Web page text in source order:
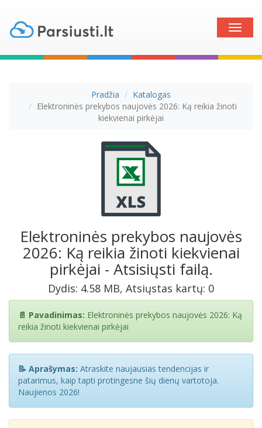
Toggle
Pradžia
Katalogas
Elektroninės prekybos naujovės 2026: Ką reikia žinoti
kiekvienai pirkėjai
Elektroninės prekybos naujovės
2026: Ką reikia žinoti kiekvienai
pirkėjai - Atsisiųsti failą.
Dydis: 4.58 MB, Atsiųstas kartų: 0
📄 Pavadinimas: Elektroninės prekybos naujovės 2026: Ką
reikia žinoti kiekvienai pirkėjai
📝 Aprašymas: Atraskite naujausias tendencijas ir
patarimus, kaip tapti protingesne šių dienų vartotoja.
Naujienos 2026!